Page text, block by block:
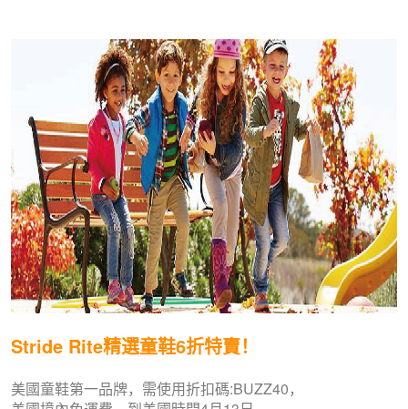
Stride Rite精選童鞋6折特賣！
美國童鞋第一品牌，需使用折扣碼:BUZZ40，